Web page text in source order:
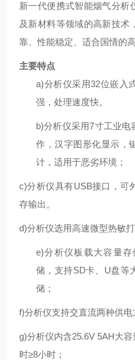
新一代便携式智能烟气分析
及新材料等领域的高新技术
靠、性能稳定、适合国情的
主要特点
a)分析仪采用32位嵌入
强，处理速度快。
b)分析仪采用7寸工业电
作，汉字图形化显示，
计，适用于恶劣环境；
c)分析仪具有USB接口，可
存输出。
d)分析仪选用高速微型热敏
e)分析仪板载大容量
储，支持SD卡、 U盘等
储；
f)分析仪支持交直流两种供电
g)分析仪内含25.6V 5AH大容
时≥8小时；